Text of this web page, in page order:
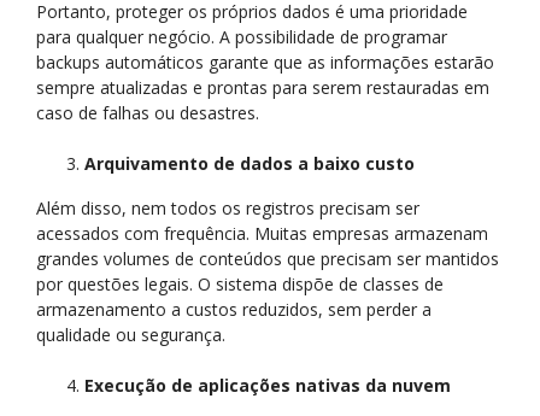
Portanto, proteger os próprios dados é uma prioridade
para qualquer negócio. A possibilidade de programar
backups automáticos garante que as informações estarão
sempre atualizadas e prontas para serem restauradas em
caso de falhas ou desastres.
Arquivamento de dados a baixo custo
Além disso, nem todos os registros precisam ser
acessados com frequência. Muitas empresas armazenam
grandes volumes de conteúdos que precisam ser mantidos
por questões legais. O sistema dispõe de classes de
armazenamento a custos reduzidos, sem perder a
qualidade ou segurança.
Execução de aplicações nativas da nuvem